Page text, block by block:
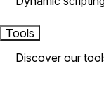
Tools
Discover our